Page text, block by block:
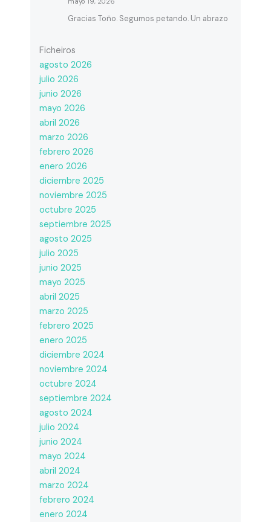
Gracias Toño. Segumos petando. Un abrazo
Ficheiros
agosto 2026
julio 2026
junio 2026
mayo 2026
abril 2026
marzo 2026
febrero 2026
enero 2026
diciembre 2025
noviembre 2025
octubre 2025
septiembre 2025
agosto 2025
julio 2025
junio 2025
mayo 2025
abril 2025
marzo 2025
febrero 2025
enero 2025
diciembre 2024
noviembre 2024
octubre 2024
septiembre 2024
agosto 2024
julio 2024
junio 2024
mayo 2024
abril 2024
marzo 2024
febrero 2024
enero 2024